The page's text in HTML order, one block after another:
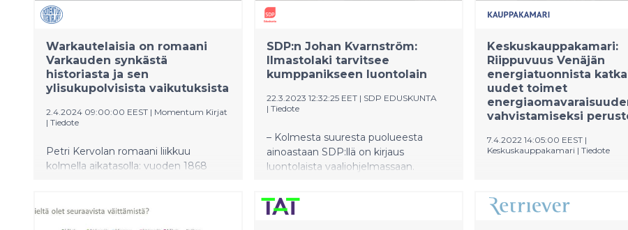
Warkautelaisia on romaani
Varkauden synkästä
historiasta ja sen
ylisukupolvisista vaikutuksista
2.4.2024 09:00:00 EEST | Momentum Kirjat
| Tiedote
Petri Kervolan romaani liikkuu
kolmella aikatasolla: vuoden 1868
koronapandemiaa ja Ukrainan sotaa.
SDP:n Johan Kvarnström:
Ilmastolaki tarvitsee
kumppanikseen luontolain
22.3.2023 12:32:25 EET | SDP EDUSKUNTA
| Tiedote
– Kolmesta suuresta puolueesta
ainoastaan SDP:llä on kirjaus
luontolaista vaaliohjelmassaan.
tarvitsee ilmastolain kaltaisen
luontolain, joka antaisi ryhtiä
Keskuskauppakamari:
Riippuvuus Venäjän
energiatuonnista
uudet toimet
vahvistamiseksi
7.4.2022 14:05:00 EEST |
Keskuskauppakamari | Tiedote
energiaomavaraisuuden